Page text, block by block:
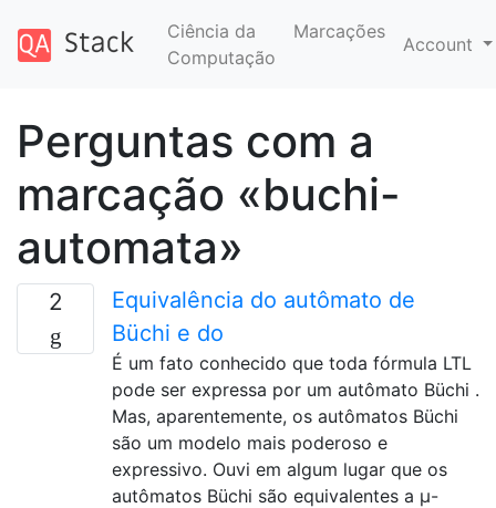
Ciência da
Computação
Marcações
Account
Perguntas com a
marcação «buchi-
automata»
2
Equivalência do autômato de
Büchi e do
É um fato conhecido que toda fórmula LTL
pode ser expressa por um autômato Büchi .
Mas, aparentemente, os autômatos Büchi
são um modelo mais poderoso e
expressivo. Ouvi em algum lugar que os
autômatos Büchi são equivalentes a μ-